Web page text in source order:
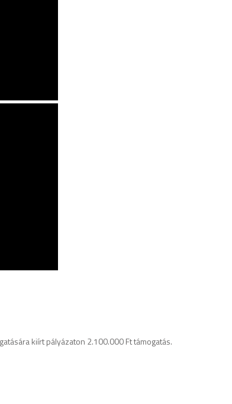
kiírt pályázaton 2.100.000 Ft támogatás.